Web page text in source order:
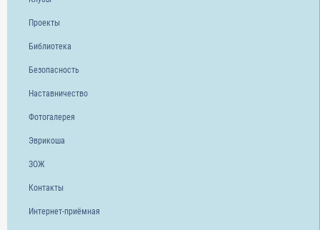
Проекты
Библиотека
Безопасность
Наставничество
Фотогалерея
Эврикоша
ЗОЖ
Контакты
Интернет-приёмная